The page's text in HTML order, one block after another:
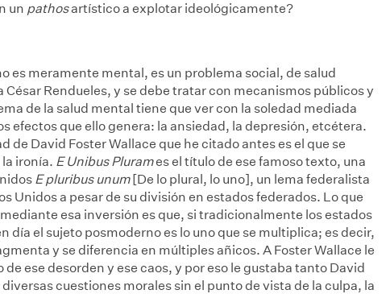
un pathosartístico a explotar ideológicamente?
es meramente mental, es un problema social, de salud
Rendueles, y se debe tratar con mecanismos públicos y
de la salud mental tiene que ver con la soledad mediada
efectos que ello genera: la ansiedad, la depresión, etcétera.
de David Foster Wallace que he citado antes es el que se
ironía. E Unibus Plurames el título de ese famoso texto, una
E pluribus unum [De lo plural, lo uno], un lema federalista
Unidos a pesar de su división en estados federados. Lo que
esa inversión es que, si tradicionalmente los estados
día el sujeto posmoderno es lo uno que se multiplica; es decir,
y se diferencia en múltiples añicos. A Foster Wallace le
ese desorden y ese caos, y por eso le gustaba tanto David
cuestiones morales sin el punto de vista de la culpa, la